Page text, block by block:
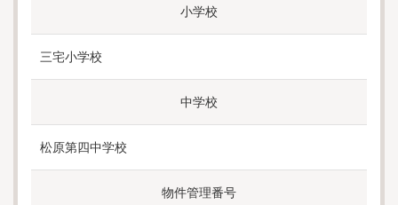
小学校
三宅小学校
中学校
松原第四中学校
物件管理番号